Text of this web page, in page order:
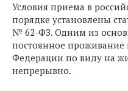
Условия приема в
порядке установлены
№ 62-ФЗ. Одним из
постоянное проживание
Федерации по виду на
непрерывно.